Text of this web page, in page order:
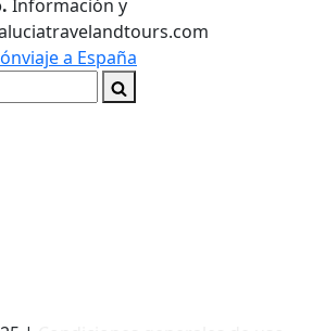
Información y
viaje a España